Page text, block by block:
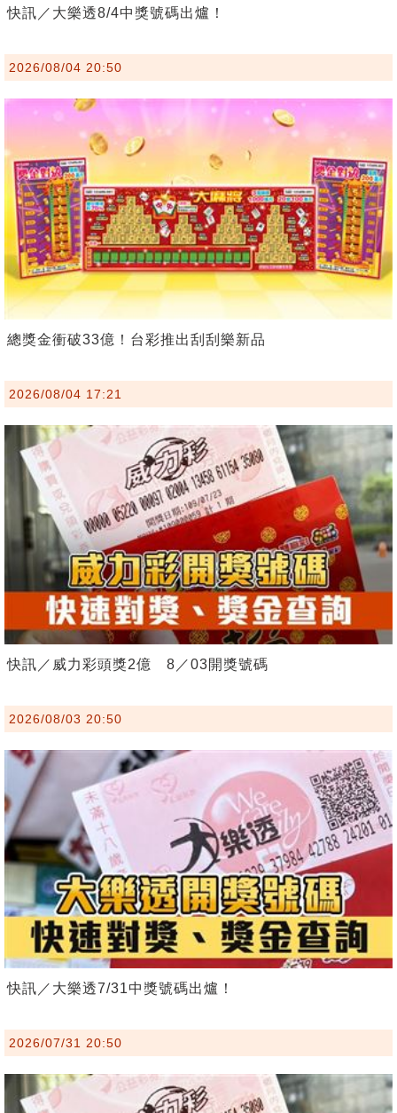
快訊／大樂透8/4中獎號碼出爐！
2026/08/04 20:50
總獎金衝破33億！台彩推出刮刮樂新品
2026/08/04 17:21
快訊／威力彩頭獎2億 8／03開獎號碼
2026/08/03 20:50
快訊／大樂透7/31中獎號碼出爐！
2026/07/31 20:50